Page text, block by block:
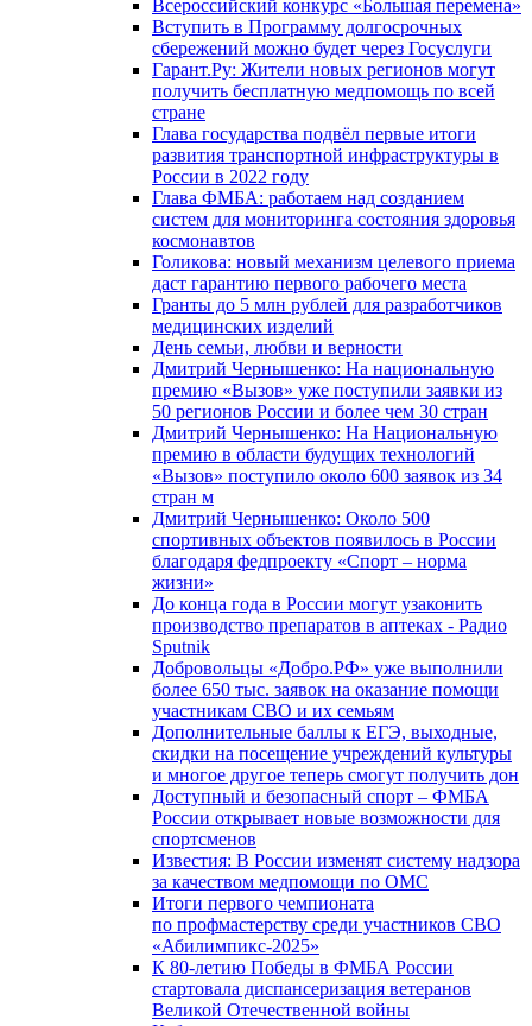
Всероссийский конкурс «Большая перемена»
Вступить в Программу долгосрочных
сбережений можно будет через Госуслуги
Гарант.Ру: Жители новых регионов могут
получить бесплатную медпомощь по всей
стране
Глава государства подвёл первые итоги
развития транспортной инфраструктуры в
России в 2022 году
Глава ФМБА: работаем над созданием
систем для мониторинга состояния здоровья
космонавтов
Голикова: новый механизм целевого приема
даст гарантию первого рабочего места
Гранты до 5 млн рублей для разработчиков
медицинских изделий
День семьи, любви и верности
Дмитрий Чернышенко: На национальную
премию «Вызов» уже поступили заявки из
50 регионов России и более чем 30 стран
Дмитрий Чернышенко: На Национальную
премию в области будущих технологий
«Вызов» поступило около 600 заявок из 34
стран м
Дмитрий Чернышенко: Около 500
спортивных объектов появилось в России
благодаря федпроекту «Спорт – норма
жизни»
До конца года в России могут узаконить
производство препаратов в аптеках - Радио
Sputnik
Добровольцы «Добро.РФ» уже выполнили
более 650 тыс. заявок на оказание помощи
участникам СВО и их семьям
Дополнительные баллы к ЕГЭ, выходные,
скидки на посещение учреждений культуры
и многое другое теперь смогут получить дон
Доступный и безопасный спорт – ФМБА
России открывает новые возможности для
спортсменов
Известия: В России изменят систему надзора
за качеством медпомощи по ОМС
Итоги первого чемпионата
по профмастерству среди участников СВО
«Абилимпикс-2025»
К 80-летию Победы в ФМБА России
стартовала диспансеризация ветеранов
Великой Отечественной войны